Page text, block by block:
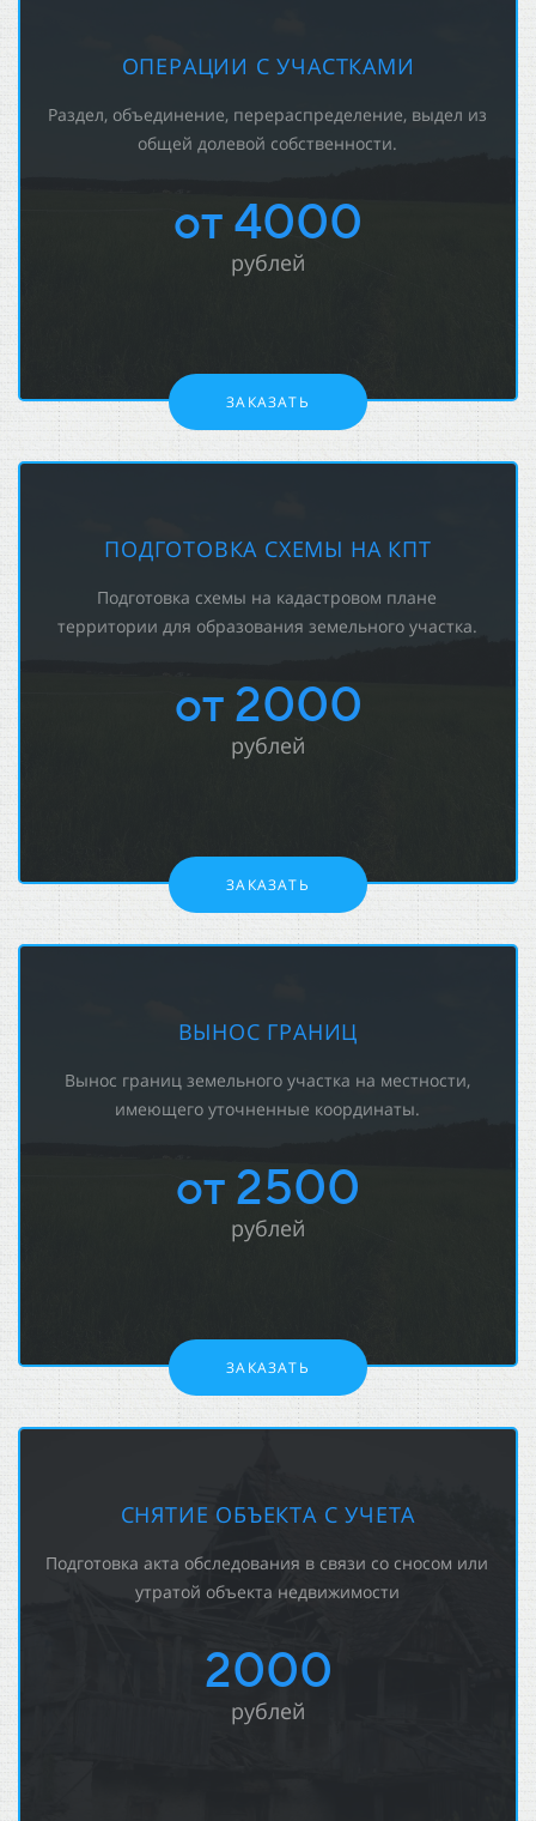
ОПЕРАЦИИ С УЧАСТКАМИ
Раздел, объединение, перераспределение, выдел из
общей долевой собственности.
от 4000
рублей
ЗАКАЗАТЬ
ПОДГОТОВКА СХЕМЫ НА КПТ
Подготовка схемы на кадастровом плане
территории для образования земельного участка.
от 2000
рублей
ЗАКАЗАТЬ
ВЫНОС ГРАНИЦ
Вынос границ земельного участка на местности,
имеющего уточненные координаты.
от 2500
рублей
ЗАКАЗАТЬ
СНЯТИЕ ОБЪЕКТА С УЧЕТА
Подготовка акта обследования в связи со сносом или
утратой объекта недвижимости
2000
рублей